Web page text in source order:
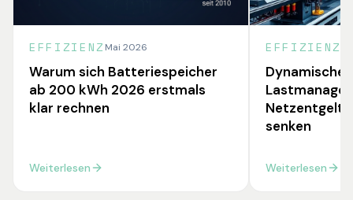
EFFIZIENZ Mai 2026
Warum sich Batteriespeicher
ab 200 kWh 2026 erstmals
klar rechnen
Weiterlesen
EFFIZIENZ
Dynamisches
senken
Weiterlesen